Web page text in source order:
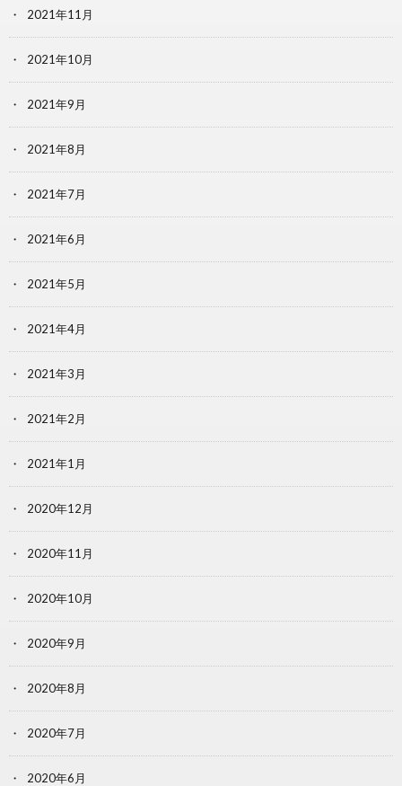
2021年11月
2021年10月
2021年9月
2021年8月
2021年7月
2021年6月
2021年5月
2021年4月
2021年3月
2021年2月
2021年1月
2020年12月
2020年11月
2020年10月
2020年9月
2020年8月
2020年7月
2020年6月